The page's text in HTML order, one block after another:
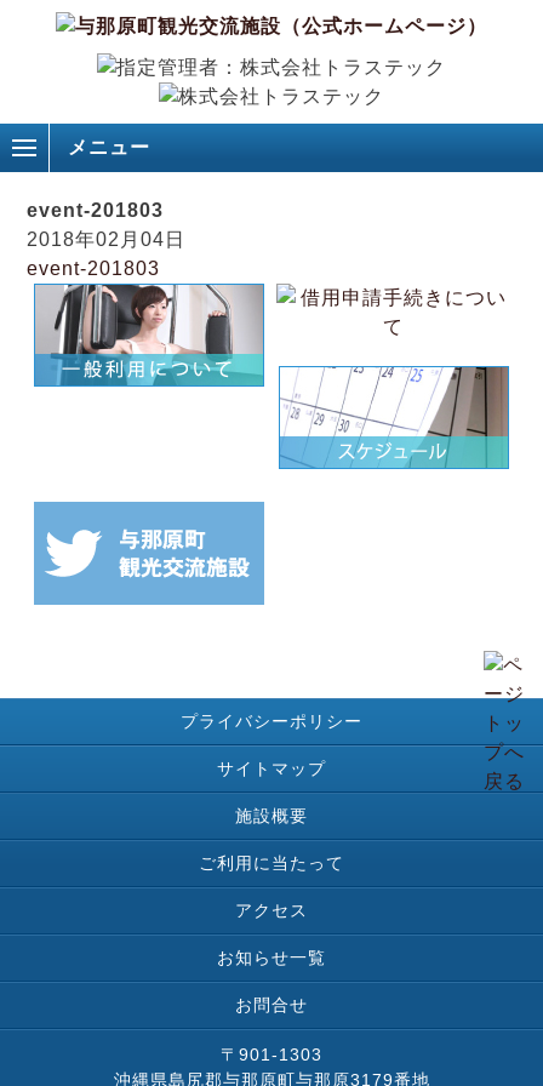
メニュー
event-201803
2018年02月04日
event-201803
プライバシーポリシー
サイトマップ
施設概要
ご利用に当たって
アクセス
お知らせ一覧
お問合せ
〒901-1303
沖縄県島尻郡与那原町与那原3179番地